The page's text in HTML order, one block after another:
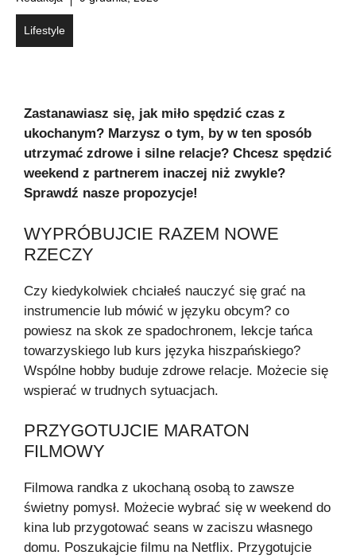
Lifestyle
Zastanawiasz się, jak miło spędzić czas z
ukochanym? Marzysz o tym, by w ten sposób
utrzymać zdrowe i silne relacje? Chcesz spędzić
weekend z partnerem inaczej niż zwykle?
Sprawdź nasze propozycje!
WYPRÓBUJCIE RAZEM NOWE
RZECZY
Czy kiedykolwiek chciałeś nauczyć się grać na
instrumencie lub mówić w języku obcym? co
powiesz na skok ze spadochronem, lekcje tańca
towarzyskiego lub kurs języka hiszpańskiego?
Wspólne hobby buduje zdrowe relacje. Możecie się
wspierać w trudnych sytuacjach.
PRZYGOTUJCIE MARATON
FILMOWY
Filmowa randka z ukochaną osobą to zawsze
świetny pomysł. Możecie wybrać się w weekend do
kina lub przygotować seans w zaciszu własnego
domu. Poszukajcie filmu na Netflix. Przygotujcie